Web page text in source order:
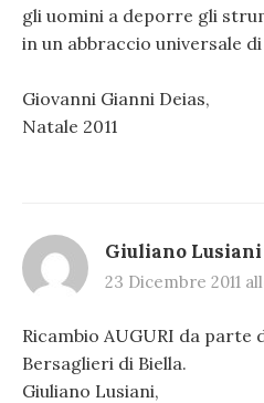
gli uomini a deporre gli
in un abbraccio universale di
Giovanni Gianni Deias,
Natale 2011
Giuliano Lusiani
23 Dicembre 2011
Ricambio AUGURI da parte
Bersaglieri di Biella.
Giuliano Lusiani,